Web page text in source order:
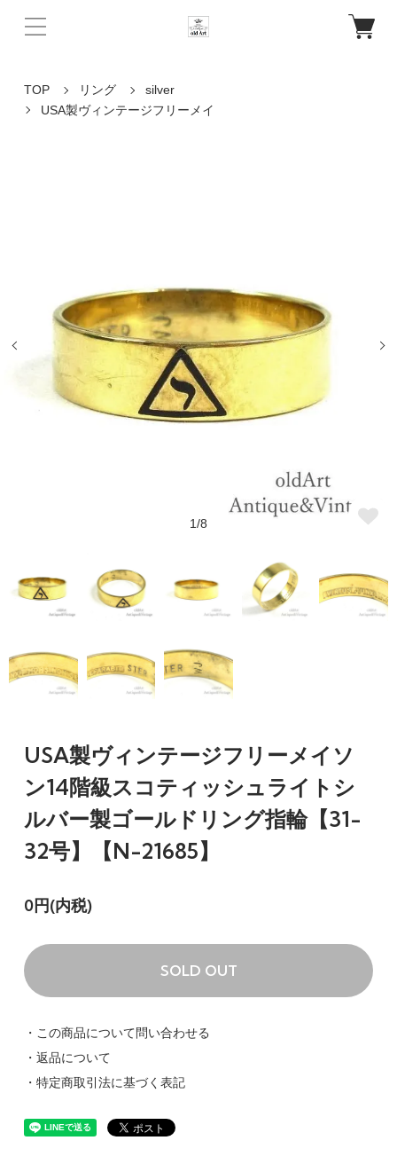
TOP リング
silver
USA製ヴィンテージフリーメイ
1/8
USA製ヴィンテージフリーメイソ
ン14階級スコティッシュライトシ
ルバー製ゴールドリング指輪【31-
32号】【N-21685】
0円(内税)
SOLD OUT
・この商品について問い合わせる
・返品について
・特定商取引法に基づく表記